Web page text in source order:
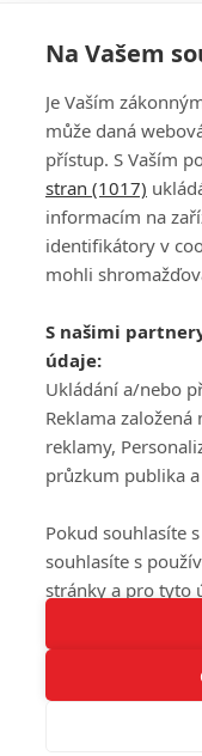
Tato stránka
DISKUZE
Šéfredaktorkou webu je
Máte-li zájem o
Ochrana osobních údajů
© 2016 – 2026
Koncal studio s.r.o.,
Na Vašem
Je Vaším
může daná
přístup. S Vaším
stran (1017)
informacím na
identifikátory v
mohli
S našimi
údaje:
Ukládání a/nebo
Reklama
reklamy,
průzkum publika
Pokud souhlasíte
souhlasíte s
stránky a pro tyto
odmítnout, ale v
nebudou k
Vaše volby
tuto webovou
souhlasu můžete